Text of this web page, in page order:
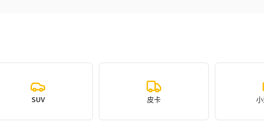
SUV 皮卡